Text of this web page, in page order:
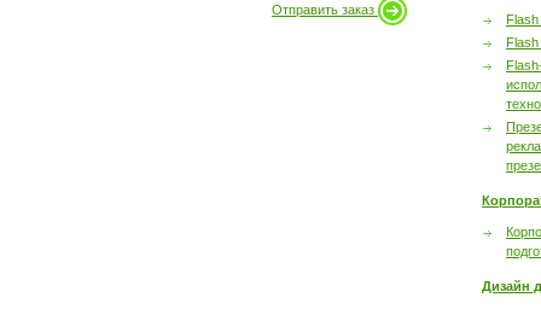
Отправить заказ
Flash
Дизайн